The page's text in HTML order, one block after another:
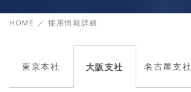
HOME ／採用情報詳細
東京本社 大阪支社 名古屋支社